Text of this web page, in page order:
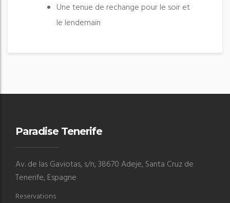
Une tenue de rechange pour le soir et
le lendemain
Paradise Tenerife
Av. de las Gaviotas, s/n, 38670 Adeje, Santa Cruz de
Tenerife, Espagne
Reservations